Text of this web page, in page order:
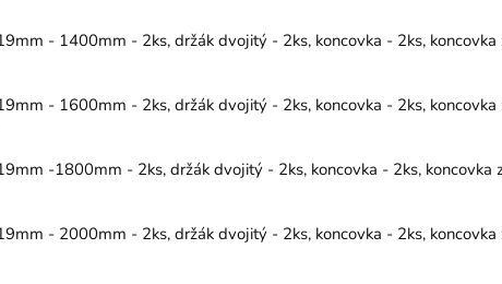
- 1400mm - 2ks, držák dvojitý - 2ks, koncovka - 2ks,
- 1600mm - 2ks, držák dvojitý - 2ks, koncovka - 2ks,
-1800mm - 2ks, držák dvojitý - 2ks, koncovka - 2ks,
- 2000mm - 2ks, držák dvojitý - 2ks, koncovka - 2ks,